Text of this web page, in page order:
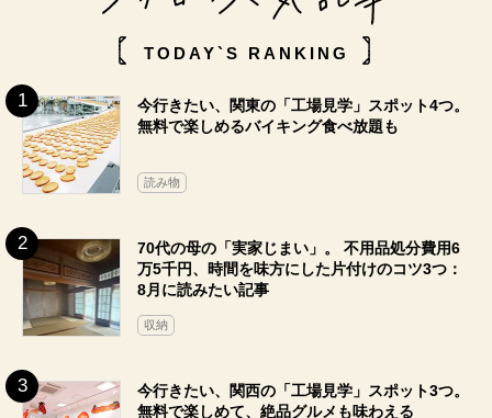
TODAY`S RANKING
今行きたい、関東の「工場見学」スポット4つ。
無料で楽しめるバイキング食べ放題も
読み物
70代の母の「実家じまい」。 不用品処分費用6
万5千円、時間を味方にした片付けのコツ3つ：
8月に読みたい記事
収納
今行きたい、関西の「工場見学」スポット3つ。
無料で楽しめて、絶品グルメも味わえる